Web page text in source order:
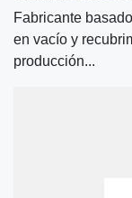
Fabricante
en vacío y
producción...